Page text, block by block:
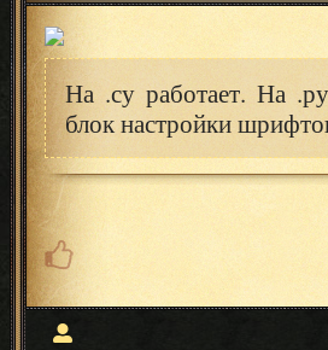
На .су работает. На
блок настройки